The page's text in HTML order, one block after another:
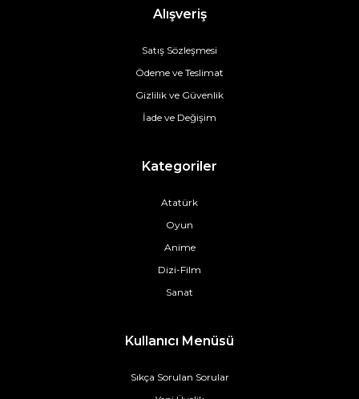
Alışveriş
Satış Sözleşmesi
Ödeme ve Teslimat
Gizlilik ve Güvenlik
İade ve Değişim
Kategoriler
Atatürk
Oyun
Anime
Dizi-Film
Sanat
Kullanıcı Menüsü
Sıkça Sorulan Sorular